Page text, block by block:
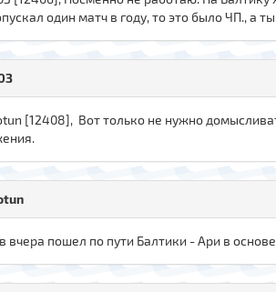
один матч в году, то это было ЧП., а
[12408], Вот только не нужно
вчера пошел по пути Балтики - Ари в